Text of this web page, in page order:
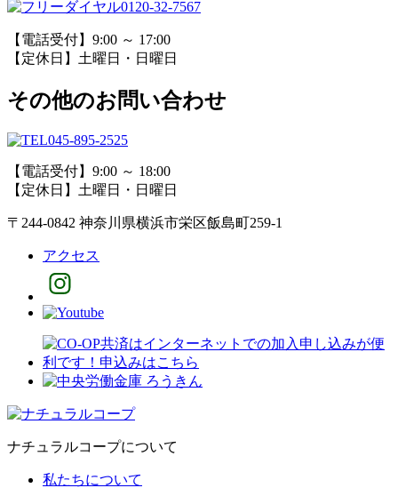
0120-32-7567
【電話受付】9:00 ～ 17:00
【定休日】土曜日・日曜日
その他のお問い合わせ
045-895-2525
【電話受付】9:00 ～ 18:00
【定休日】土曜日・日曜日
〒244-0842 神奈川県横浜市栄区飯島町259-1
アクセス
ナチュラルコープについて
私たちについて